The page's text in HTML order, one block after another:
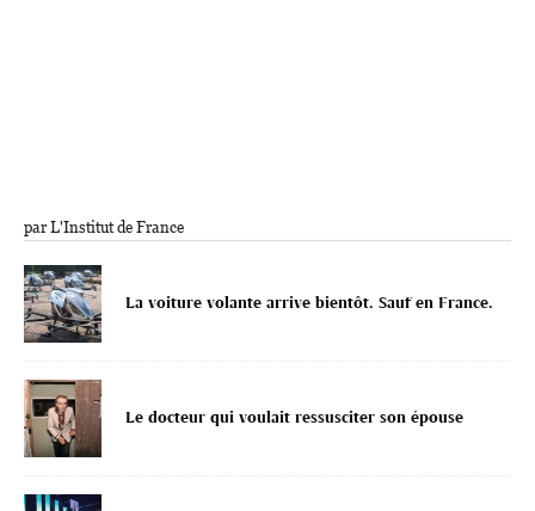
par L'Institut de France
La voiture volante arrive bientôt. Sauf en France.
Le docteur qui voulait ressusciter son épouse